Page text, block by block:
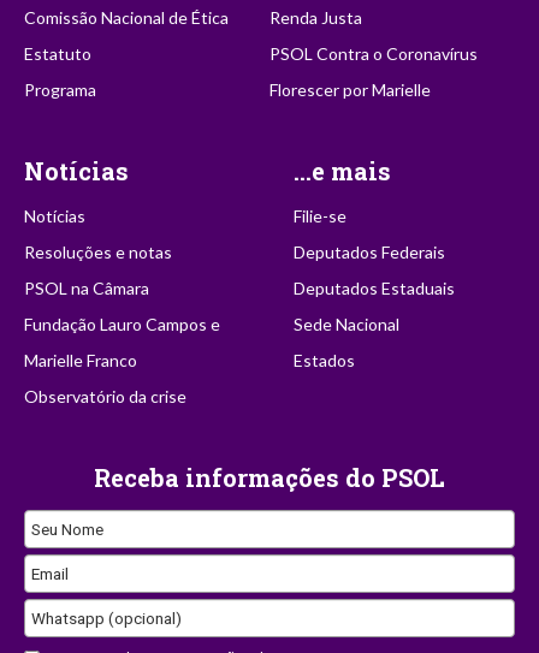
Comissão Nacional de Ética
Estatuto
Programa
Renda Justa
PSOL Contra o Coronavírus
Florescer por Marielle
Notícias
Notícias
Resoluções e notas
PSOL na Câmara
Fundação Lauro Campos e
Marielle Franco
Observatório da crise
...e mais
Filie-se
Deputados Federais
Deputados Estaduais
Sede Nacional
Estados
Receba informações do PSOL
Email
Seu Nome
Email
Whatsapp (opcional)